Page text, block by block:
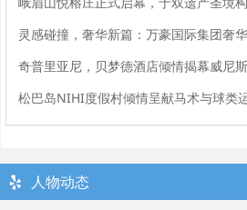
奇普里亚尼，贝梦德酒店倾情揭幕威尼
人物动态